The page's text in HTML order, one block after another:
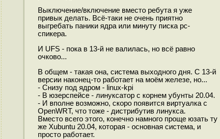
Выключение/включение вместо ребута я уже
привык делать. Всё-таки не очень приятно
выгребать паники ядра или минуту писка рс-
спикера.
И UFS - пока в 13-й не валилась, но всё равно
очково...
В общем - такая она, система выходного дня. С 13-й
версии наконец-то работает на моём железе, но...
- Снизу под ядром - linux-kpi
- В юзерспейсе - линуксатор с корнем убунты 20.04.
- И вполне возможно, скоро появится виртуалка с
OpenWRT, что тоже - дистрибутив линукса.
Вместо всего этого, конечно намного проще юзать ту
же Xubuntu 20.04, которая - основная система, и
просто работает.